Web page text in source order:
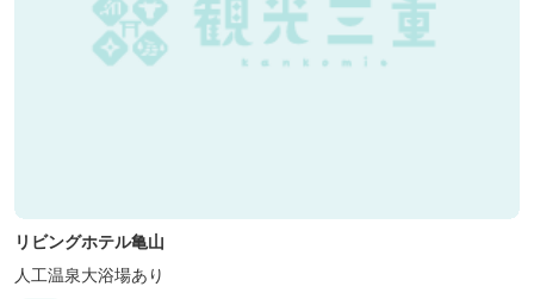
リビングホテル亀山
人工温泉大浴場あり